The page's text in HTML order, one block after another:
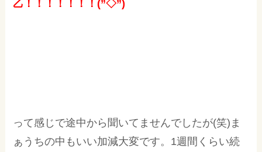
乙！！！！！！！(”◇”)ゞ
って感じで途中から聞いてませんでしたが(笑)ま
ぁうちの中もいい加減大変です。1週間くらい続